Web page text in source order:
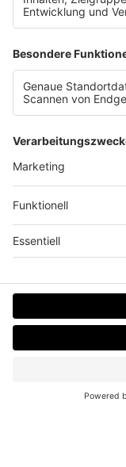
Knappe
Datenschutz